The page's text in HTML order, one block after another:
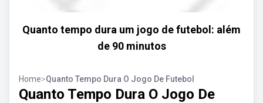
Quanto tempo dura um jogo de futebol: além
de 90 minutos
Home>Quanto Tempo Dura O Jogo De Futebol
Quanto Tempo Dura O Jogo De